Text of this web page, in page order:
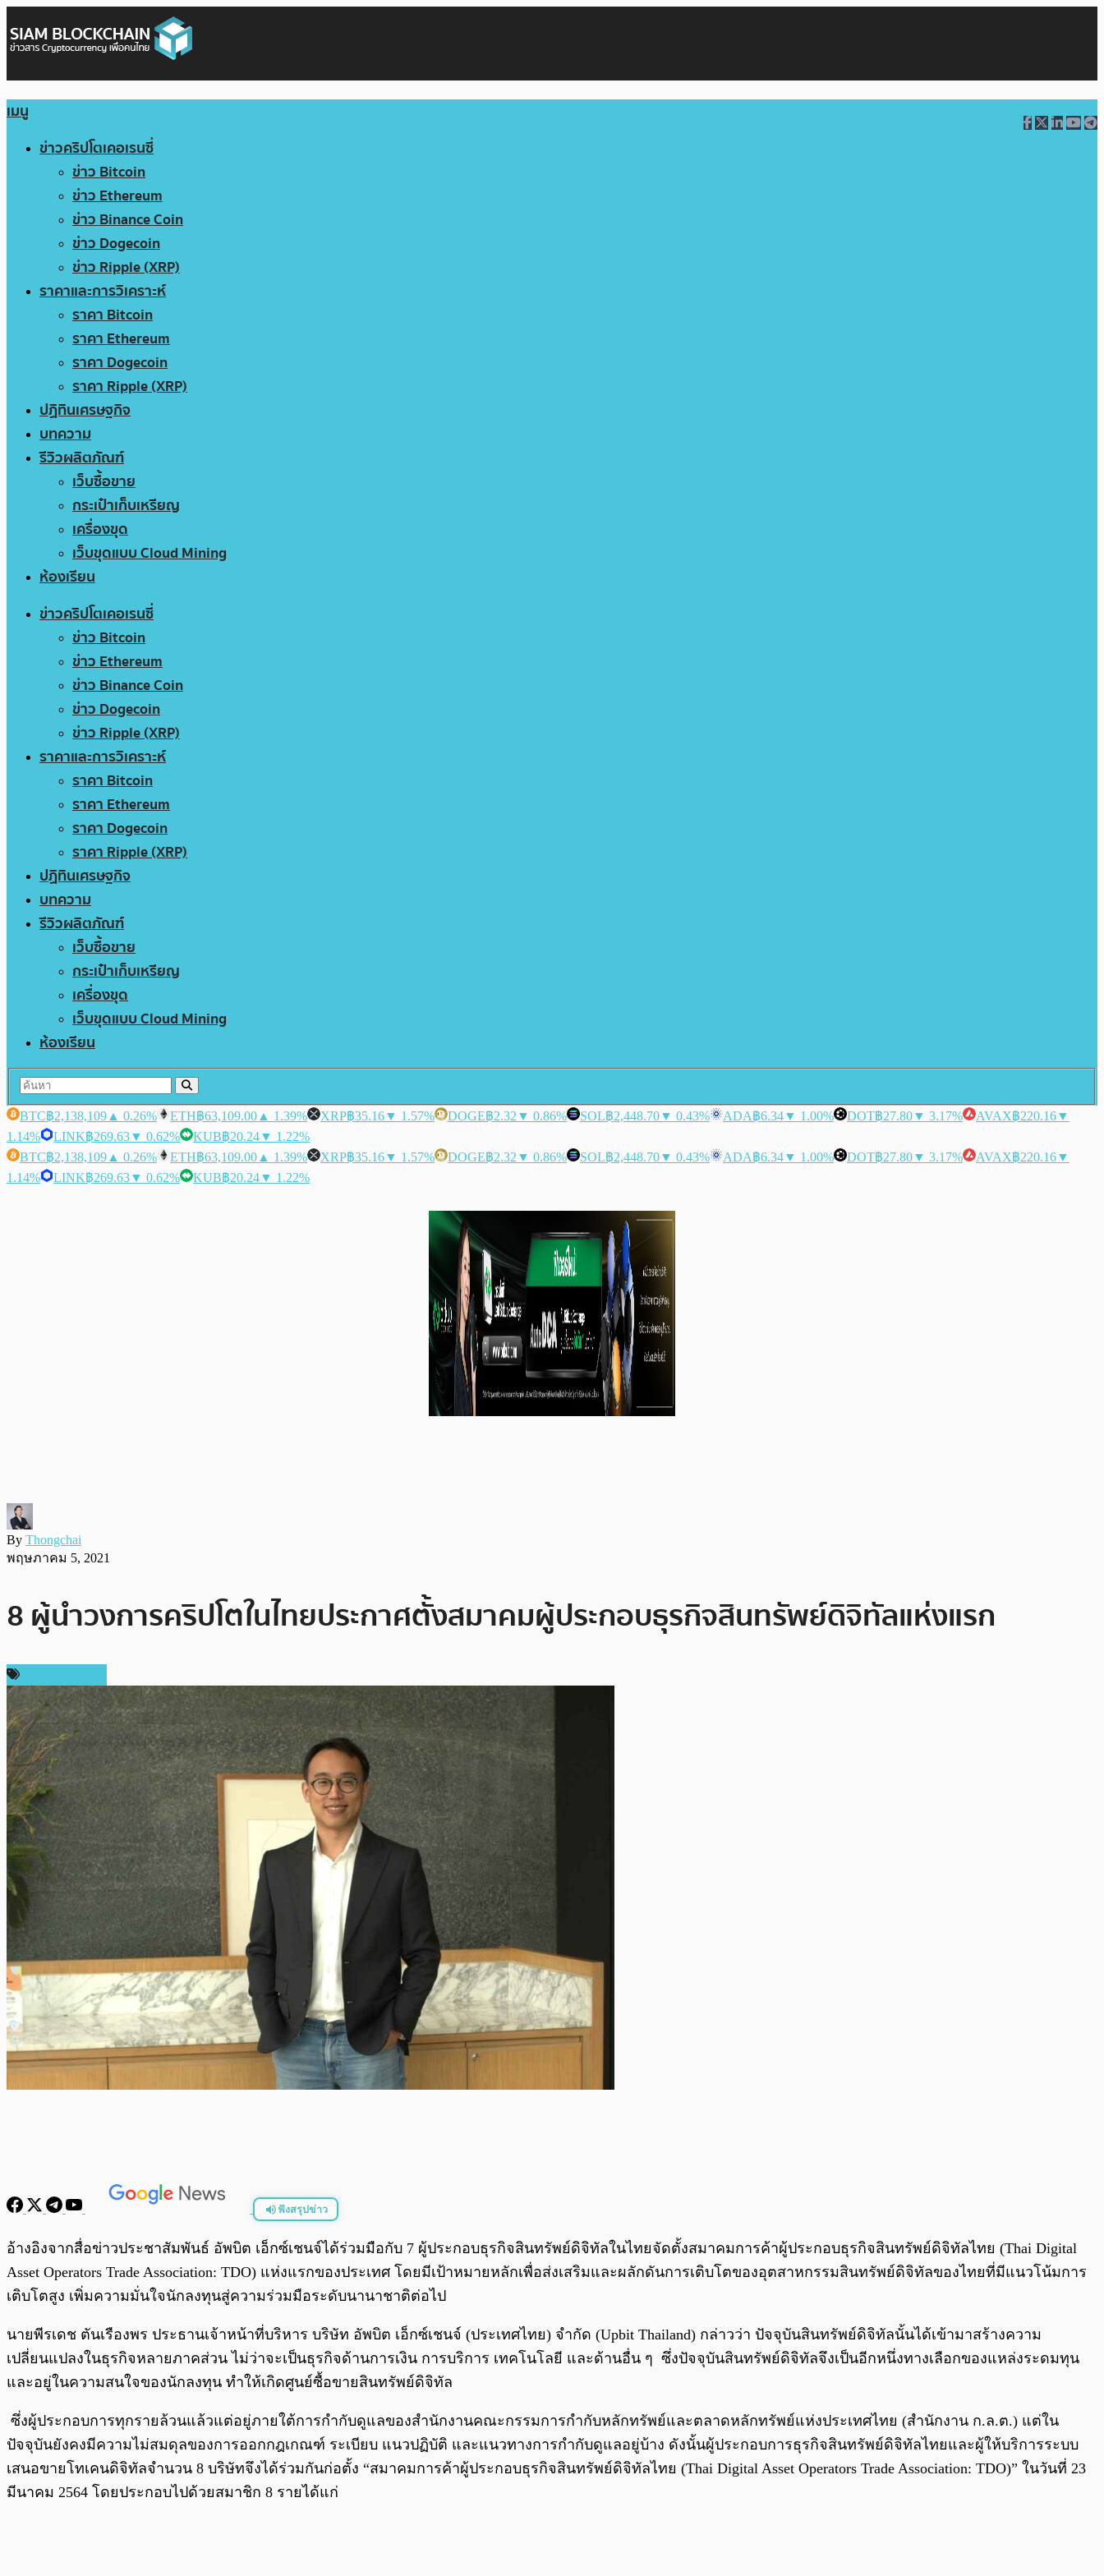
เมนู
ข่าวคริปโตเคอเรนซี่
ข่าว Bitcoin
ข่าว Ethereum
ข่าว Binance Coin
ข่าว Dogecoin
ข่าว Ripple (XRP)
ราคาและการวิเคราะห์
ราคา Bitcoin
ราคา Ethereum
ราคา Dogecoin
ราคา Ripple (XRP)
ปฏิทินเศรษฐกิจ
บทความ
รีวิวผลิตภัณฑ์
เว็บซื้อขาย
กระเป๋าเก็บเหรียญ
เครื่องขุด
เว็บขุดแบบ Cloud Mining
ห้องเรียน
ข่าวคริปโตเคอเรนซี่
ข่าว Bitcoin
ข่าว Ethereum
ข่าว Binance Coin
ข่าว Dogecoin
ข่าว Ripple (XRP)
ราคาและการวิเคราะห์
ราคา Bitcoin
ราคา Ethereum
ราคา Dogecoin
ราคา Ripple (XRP)
ปฏิทินเศรษฐกิจ
บทความ
รีวิวผลิตภัณฑ์
เว็บซื้อขาย
กระเป๋าเก็บเหรียญ
เครื่องขุด
เว็บขุดแบบ Cloud Mining
ห้องเรียน
BTC฿2,138,109 ▲ 0.26% ETH฿63,109.00 ▲ 1.39% XRP฿35.16▼ 1.57% DOGE฿2.32 ▼ 0.86% SOL฿2,448.70▼ 0.43% ADA฿6.34▼ 1.00% DOT฿27.80▼ 3.17% AVAX฿220.16▼
1.14%
LINK฿269.63▼ 0.62% KUB฿20.24▼ 1.22%
BTC฿2,138,109 ▲ 0.26% ETH฿63,109.00 ▲ 1.39% XRP฿35.16▼ 1.57% DOGE฿2.32 ▼ 0.86% SOL฿2,448.70▼ 0.43% ADA฿6.34▼ 1.00% DOT฿27.80▼ 3.17% AVAX฿220.16▼
1.14%
LINK฿269.63▼ 0.62% KUB฿20.24▼ 1.22%
By Thongchai
พฤษภาคม 5, 2021
8 ผู้นำวงการคริปโตในไทยประกาศตั้งสมาคมผู้ประกอบธุรกิจสินทรัพย์ดิจิทัลแห่งแรก
ฟังสรุปข่าว
พร้อมเล่น 0:00/ 0:00
อ้างอิงจากสื่อข่าวประชาสัมพันธ์ อัพบิต เอ็กซ์เชนจ์ได้ร่วมมือกับ 7 ผู้ประกอบธุรกิจสินทรัพย์ดิจิทัลในไทยจัดตั้งสมาคมการค้าผู้ประกอบธุรกิจสินทรัพย์ดิจิทัลไทย (Thai Digital
Asset Operators Trade Association: TDO) แห่งแรกของประเทศ โดยมีเป้าหมายหลักเพื่อส่งเสริมและผลักดันการเติบโตของอุตสาหกรรมสินทรัพย์ดิจิทัลของไทยที่มีแนวโน้มการ
เติบโตสูง เพิ่มความมั่นใจนักลงทุนสู่ความร่วมมือระดับนานาชาติต่อไป
นายพีรเดช ตันเรืองพร ประธานเจ้าหน้าที่บริหาร บริษัท อัพบิต เอ็กซ์เชนจ์ (ประเทศไทย) จำกัด (Upbit Thailand) กล่าวว่า ปัจจุบันสินทรัพย์ดิจิทัลนั้นได้เข้ามาสร้างความ
เปลี่ยนแปลงในธุรกิจหลายภาคส่วน ไม่ว่าจะเป็นธุรกิจด้านการเงิน การบริการ เทคโนโลยี และด้านอื่น ๆ ซึ่งปัจจุบันสินทรัพย์ดิจิทัลจึงเป็นอีกหนึ่งทางเลือกของแหล่งระดมทุน
และอยู่ในความสนใจของนักลงทุน ทำให้เกิดศูนย์ซื้อขายสินทรัพย์ดิจิทัล
ซึ่งผู้ประกอบการทุกรายล้วนแล้วแต่อยู่ภายใต้การกำกับดูแลของสำนักงานคณะกรรมการกำกับหลักทรัพย์และตลาดหลักทรัพย์แห่งประเทศไทย (สำนักงาน ก.ล.ต.) แต่ใน
ปัจจุบันยังคงมีความไม่สมดุลของการออกกฎเกณฑ์ ระเบียบ แนวปฏิบัติ และแนวทางการกำกับดูแลอยู่บ้าง ดังนั้นผู้ประกอบการธุรกิจสินทรัพย์ดิจิทัลไทยและผู้ให้บริการระบบ
เสนอขายโทเคนดิจิทัลจำนวน 8 บริษัทจึงได้ร่วมกันก่อตั้ง “สมาคมการค้าผู้ประกอบธุรกิจสินทรัพย์ดิจิทัลไทย (Thai Digital Asset Operators Trade Association: TDO)” ในวันที่ 23
มีนาคม 2564 โดยประกอบไปด้วยสมาชิก 8 รายได้แก่